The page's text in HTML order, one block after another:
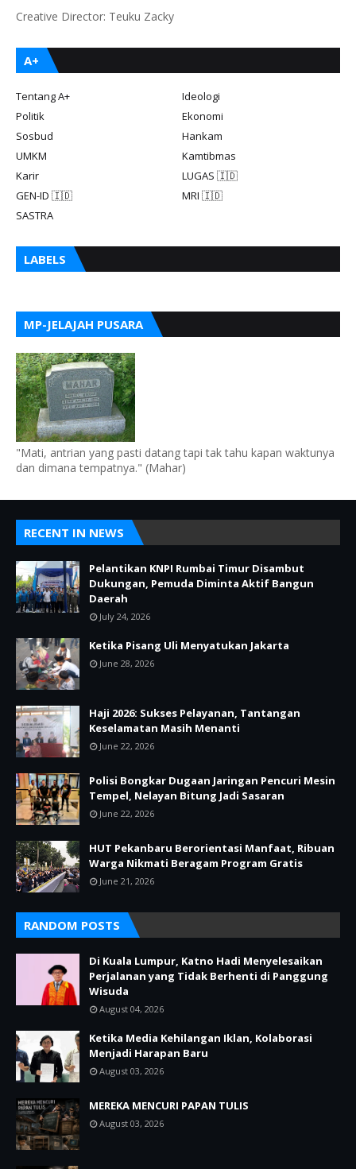
Creative Director: Teuku Zacky
A+
Tentang A+
Ideologi
Politik
Ekonomi
Sosbud
Hankam
UMKM
Kamtibmas
Karir
LUGAS 🇮🇩
GEN-ID 🇮🇩
MRI 🇮🇩
SASTRA
LABELS
MP-JELAJAH PUSARA
"Mati, antrian yang pasti datang tapi tak tahu kapan waktunya
dan dimana tempatnya." (Mahar)
RECENT IN NEWS
Pelantikan KNPI Rumbai Timur Disambut
Dukungan, Pemuda Diminta Aktif Bangun
Daerah
July 24, 2026
Ketika Pisang Uli Menyatukan Jakarta
June 28, 2026
Haji 2026: Sukses Pelayanan, Tantangan
Keselamatan Masih Menanti
June 22, 2026
Polisi Bongkar Dugaan Jaringan Pencuri Mesin
Tempel, Nelayan Bitung Jadi Sasaran
June 22, 2026
HUT Pekanbaru Berorientasi Manfaat, Ribuan
Warga Nikmati Beragam Program Gratis
June 21, 2026
RANDOM POSTS
Di Kuala Lumpur, Katno Hadi Menyelesaikan
Perjalanan yang Tidak Berhenti di Panggung
Wisuda
August 04, 2026
Ketika Media Kehilangan Iklan, Kolaborasi
Menjadi Harapan Baru
August 03, 2026
MEREKA MENCURI PAPAN TULIS
August 03, 2026